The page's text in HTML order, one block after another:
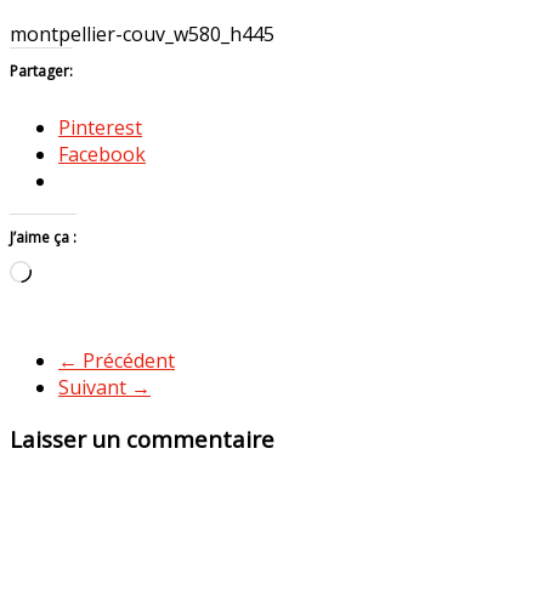
montpellier-couv_w580_h445
Partager:
Pinterest
Facebook
J’aime ça :
Chargement…
← Précédent
Suivant →
Laisser un commentaire